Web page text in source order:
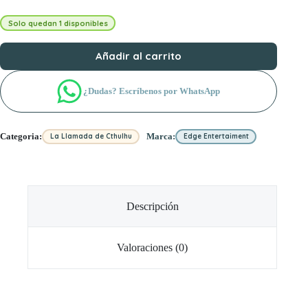
Solo quedan 1 disponibles
Añadir al carrito
¿Dudas? Escríbenos por WhatsApp
Categoria: La Llamada de Cthulhu Marca: Edge Entertaiment
Descripción
Valoraciones (0)